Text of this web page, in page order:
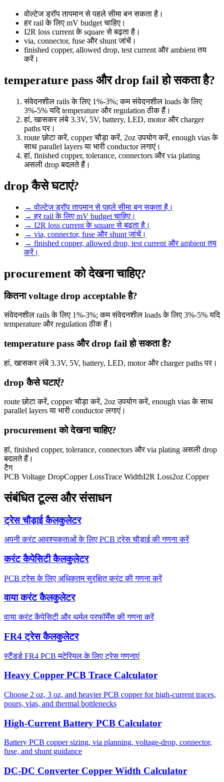
वोल्टेज ड्रॉप तापमान से पहले सीमा बन सकता है।
हर rail के लिए mV budget चाहिए।
I2R loss current के square से बढ़ता है।
via, connector, fuse और shunt जांचें।
finished copper, allowed drop, test current और ambient तय
करें।
temperature pass और drop fail हो सकता है?
संवेदनशील rails के लिए 1%-3%; कम संवेदनशील loads के लिए
3%-5% यदि temperature और regulation ठीक हैं।
हां, खासकर लंबे 3.3V, 5V, battery, LED, motor और charger
paths पर।
route छोटा करें, copper चौड़ा करें, 2oz उपयोग करें, enough vias के
साथ parallel layers या भारी conductor लगाएं।
हां, finished copper, tolerance, connectors और via plating
असली drop बदलते हैं।
drop कैसे घटाएं?
→वोल्टेज ड्रॉप तापमान से पहले सीमा बन सकता है।
→हर rail के लिए mV budget चाहिए।
→ I2R loss current के square से बढ़ता है।
→ via, connector, fuse और shunt जांचें।
→ finished copper, allowed drop, test current और ambient तय
करें।
procurement को देखना चाहिए?
कितना voltage drop acceptable है?
संवेदनशील rails के लिए 1%-3%; कम संवेदनशील loads के लिए 3%-5% यदि
temperature और regulation ठीक हैं।
temperature pass और drop fail हो सकता है?
हां, खासकर लंबे 3.3V, 5V, battery, LED, motor और charger paths पर।
drop कैसे घटाएं?
route छोटा करें, copper चौड़ा करें, 2oz उपयोग करें, enough vias के साथ
parallel layers या भारी conductor लगाएं।
procurement को देखना चाहिए?
हां, finished copper, tolerance, connectors और via plating असली drop
बदलते हैं।
टैग
PCB Voltage DropCopper LossTrace WidthI2R Loss2oz Copper
संबंधित टूल्स और संसाधन
ट्रेस चौड़ाई कैलकुलेटर
अपनी करंट आवश्यकताओं के लिए PCB ट्रेस चौड़ाई की गणना करें
करंट कैपेसिटी कैलकुलेटर
PCB ट्रेस के लिए अधिकतम सुरक्षित करंट की गणना करें
वाया करंट कैलकुलेटर
वाया करंट कैपेसिटी और थर्मल परफॉर्मेंस की गणना करें
FR4 ट्रेस कैलकुलेटर
स्टैंडर्ड FR4 PCB मटेरियल के लिए ट्रेस गणनाएं
Heavy Copper PCB Trace Calculator
Choose 2 oz, 3 oz, and heavier PCB copper for high-current traces,
pours, vias, and thermal bottlenecks
High-Current Battery PCB Calculator
Battery PCB copper sizing, via planning, voltage-drop, connector,
fuse, and shunt guidance
DC-DC Converter Copper Width Calculator